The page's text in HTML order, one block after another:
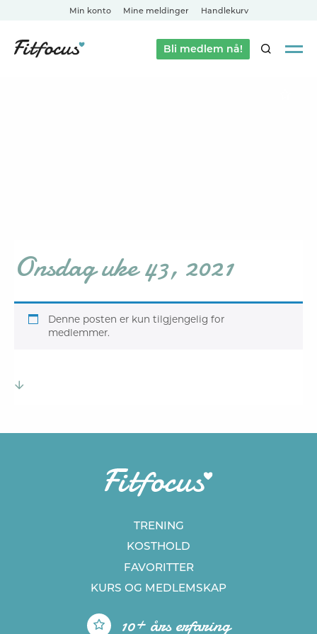
Min konto Mine meldinger Handlekurv
Bli medlem nå!SØK
Onsdag uke 43, 2021
Denne posten er kun tilgjengelig for
medlemmer.
TRENING
KOSTHOLD
FAVORITTER
KURS OG MEDLEMSKAP
10+ års erfaring